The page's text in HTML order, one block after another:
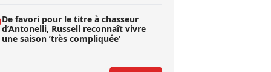
De favori pour le titre à chasseur
d’Antonelli, Russell reconnaît vivre
une saison ’très compliquée’